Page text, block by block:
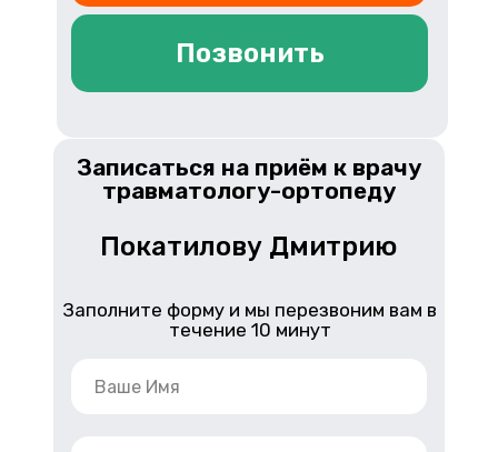
Позвонить
Заполните форму и мы перезвоним вам в
течение 10 минут
Покатилову Дмитрию
Записаться на приём к врачу
травматологу-ортопеду